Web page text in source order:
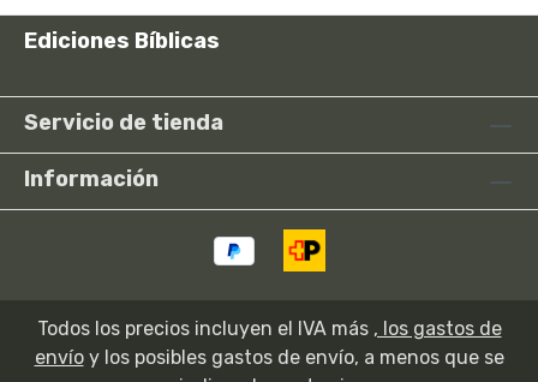
Ediciones Bíblicas
Servicio de tienda
Información
Todos los precios incluyen el IVA más , los gastos de
envíoy los posibles gastos de envío, a menos que se